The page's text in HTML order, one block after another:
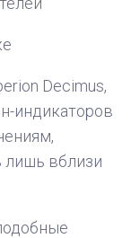
Decimus,
индикаторов
вблизи